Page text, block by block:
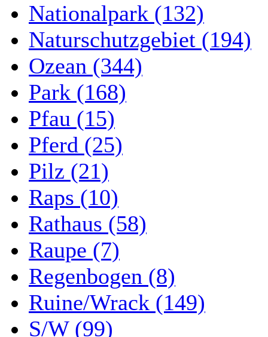
Nationalpark (132)
Naturschutzgebiet (194)
Ozean (344)
Park (168)
Pfau (15)
Pferd (25)
Pilz (21)
Raps (10)
Rathaus (58)
Raupe (7)
Regenbogen (8)
Ruine/Wrack (149)
S/W (99)